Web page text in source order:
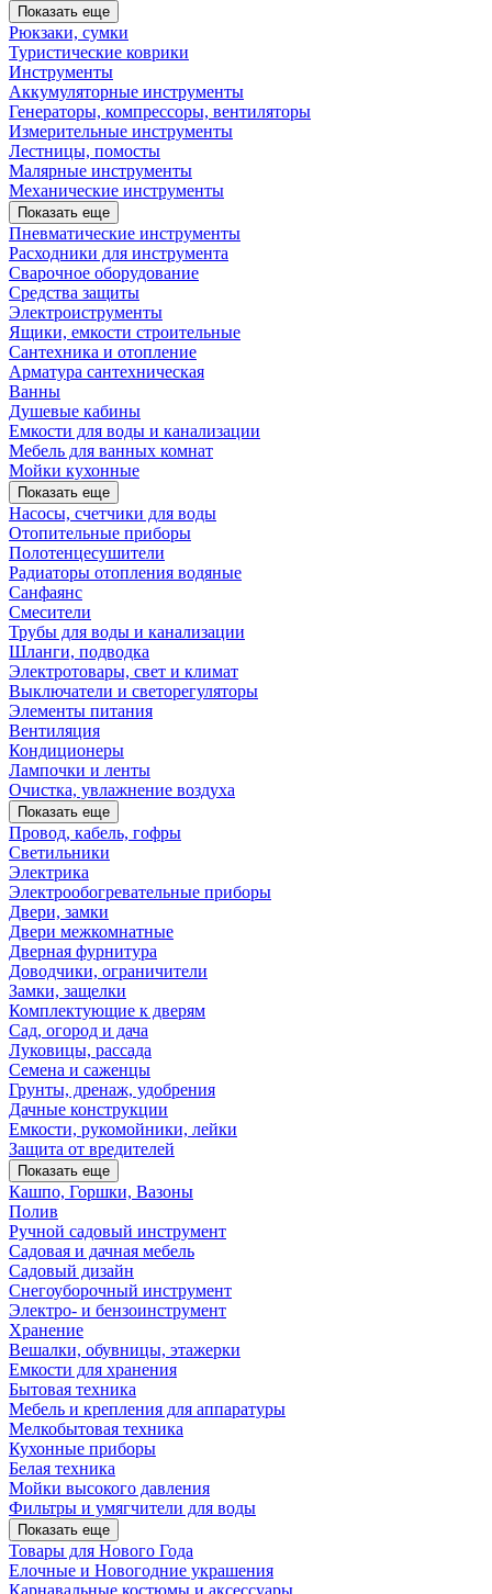
Показать еще
Рюкзаки, сумки
Туристические коврики
Инструменты
Аккумуляторные инструменты
Генераторы, компрессоры, вентиляторы
Измерительные инструменты
Лестницы, помосты
Малярные инструменты
Механические инструменты
Показать еще
Пневматические инструменты
Расходники для инструмента
Сварочное оборудование
Средства защиты
Электроиструменты
Ящики, емкости строительные
Сантехника и отопление
Арматура сантехническая
Ванны
Душевые кабины
Емкости для воды и канализации
Мебель для ванных комнат
Мойки кухонные
Показать еще
Насосы, счетчики для воды
Отопительные приборы
Полотенцесушители
Радиаторы отопления водяные
Санфаянс
Смесители
Трубы для воды и канализации
Шланги, подводка
Электротовары, свет и климат
Выключатели и светорегуляторы
Элементы питания
Вентиляция
Кондиционеры
Лампочки и ленты
Очистка, увлажнение воздуха
Показать еще
Провод, кабель, гофры
Светильники
Электрика
Электрообогревательные приборы
Двери, замки
Двери межкомнатные
Дверная фурнитура
Доводчики, ограничители
Замки, защелки
Комплектующие к дверям
Сад, огород и дача
Луковицы, рассада
Семена и саженцы
Грунты, дренаж, удобрения
Дачные конструкции
Емкости, рукомойники, лейки
Защита от вредителей
Показать еще
Кашпо, Горшки, Вазоны
Полив
Ручной садовый инструмент
Садовая и дачная мебель
Садовый дизайн
Снегоуборочный инструмент
Электро- и бензоинструмент
Хранение
Вешалки, обувницы, этажерки
Емкости для хранения
Бытовая техника
Мебель и крепления для аппаратуры
Мелкобытовая техника
Кухонные приборы
Белая техника
Мойки высокого давления
Фильтры и умягчители для воды
Показать еще
Товары для Нового Года
Елочные и Новогодние украшения
Карнавальные костюмы и аксессуары